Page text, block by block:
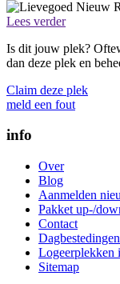
Lees verder
Is dit jouw plek?
dan deze plek en
Claim deze plek
meld een fout
info
Over
Blog
Aanmelden
Pakket up-/
Contact
Logeerplekken
Sitemap